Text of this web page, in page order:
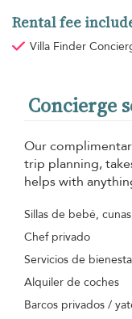
Rental fee
Villa Finder
Concierge
Our
trip planning,
helps with
Sillas de bebé,
Chef privado
Servicios de
Alquiler de coches
Barcos privados /